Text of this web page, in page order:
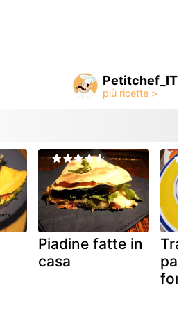
Petitchef_IT
Piadine fatte in
casa